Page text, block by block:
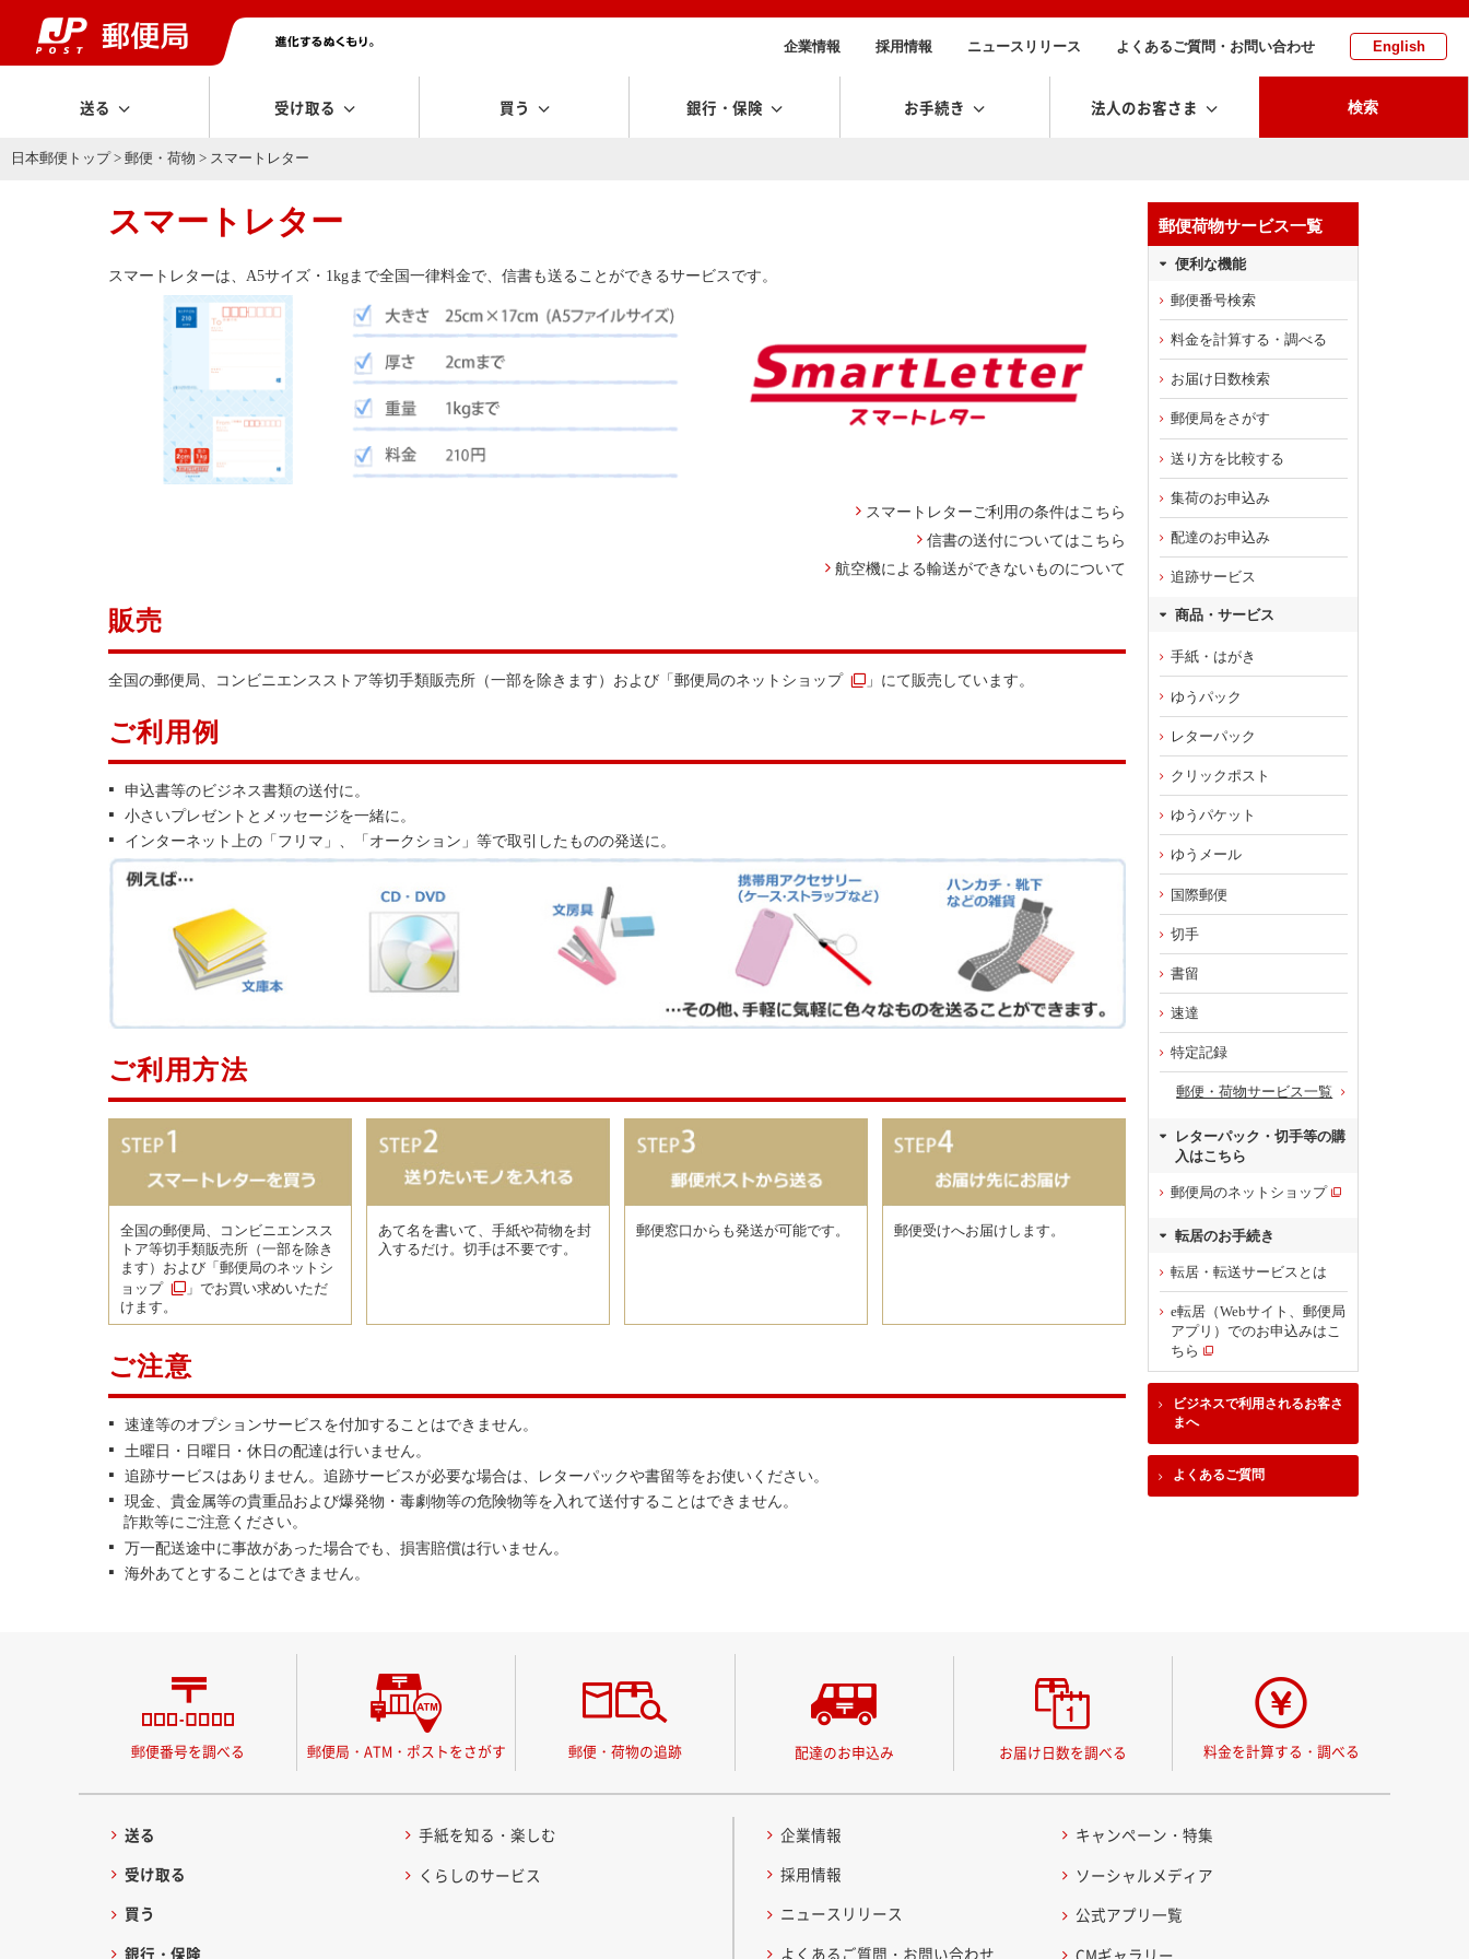
企業情報 採用情報 ニュースリリース よくあるご質問・お問い合わせ English
送る 受け取る 買う 銀行・保険 お手続き 法人のお客さま 検索
日本郵便トップ>郵便・荷物 > スマートレター
スマートレター
スマートレターは、A5サイズ・1kgまで全国一律料金で、信書も送ることができるサービスです。
スマートレターご利用の条件はこちら
信書の送付についてはこちら
航空機による輸送ができないものについて
販売
全国の郵便局、コンビニエンスストア等切手類販売所（一部を除きます）および「郵便局のネットショップ 」にて販売しています。
ご利用例
申込書等のビジネス書類の送付に。
小さいプレゼントとメッセージを一緒に。
インターネット上の「フリマ」、「オークション」等で取引したものの発送に。
ご利用方法
全国の郵便局、コンビニエンスス
トア等切手類販売所（一部を除き
ます）および「郵便局のネットシ
ョップ
」でお買い求めいただ
けます。
あて名を書いて、手紙や荷物を封
入するだけ。切手は不要です。
郵便窓口からも発送が可能です。 郵便受けへお届けします。
ご注意
速達等のオプションサービスを付加することはできません。
土曜日・日曜日・休日の配達は行いません。
追跡サービスはありません。追跡サービスが必要な場合は、レターパックや書留等をお使いください。
現金、貴金属等の貴重品および爆発物・毒劇物等の危険物等を入れて送付することはできません。
詐欺等にご注意ください。
万一配送途中に事故があった場合でも、損害賠償は行いません。
海外あてとすることはできません。
郵便荷物サービス一覧
便利な機能
郵便番号検索
料金を計算する・調べる
お届け日数検索
郵便局をさがす
送り方を比較する
集荷のお申込み
配達のお申込み
追跡サービス
商品・サービス
手紙・はがき
ゆうパック
レターパック
クリックポスト
ゆうパケット
ゆうメール
国際郵便
切手
書留
速達
特定記録
郵便・荷物サービス一覧
レターパック・切手等の購
入はこちら
郵便局のネットショップ
転居のお手続き
転居・転送サービスとは
e転居（Webサイト、郵便局
アプリ）でのお申込みはこ
ちら
ビジネスで利用されるお客さ
まへ
よくあるご質問
郵便番号を調べる 郵便局・ATM・ポストをさがす 郵便・荷物の追跡 配達のお申込み お届け日数を調べる 料金を計算する・調べる
送る
受け取る
買う
銀行・保険
手紙を知る・楽しむ
くらしのサービス
企業情報
採用情報
ニュースリリース
よくあるご質問・お問い合わせ
キャンペーン・特集
ソーシャルメディア
公式アプリ一覧
CMギャラリー